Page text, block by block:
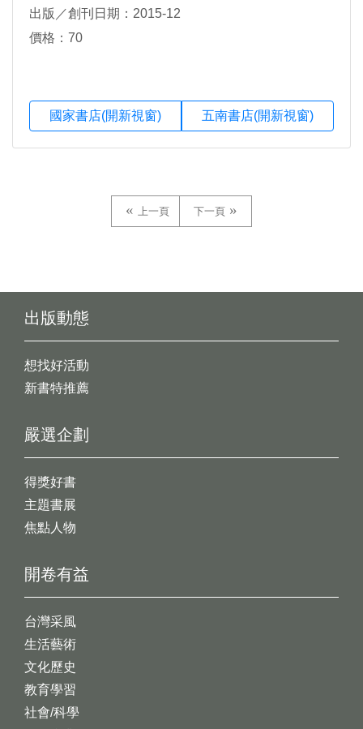
出版／創刊日期：2015-12
價格：70
國家書店(開新視窗) 五南書店(開新視窗)
上一頁 下一頁
出版動態
想找好活動
新書特推薦
開卷有益
台灣采風
生活藝術
文化歷史
教育學習
社會/科學
嚴選企劃
得獎好書
主題書展
焦點人物